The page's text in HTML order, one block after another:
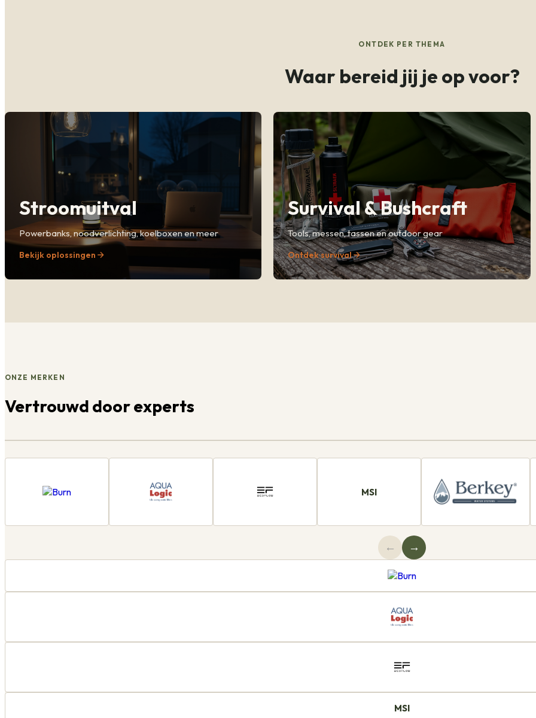
ONTDEK PER THEMA
Waar bereid jij je op voor?
Stroomuitval
Powerbanks, noodverlichting, koelboxen en meer
Bekijk oplossingen
Survival & Bushcraft
Tools, messen, tassen en outdoor gear
Ontdek survival
ONZE MERKEN
Vertrouwd door experts
MSI
← →
MSI